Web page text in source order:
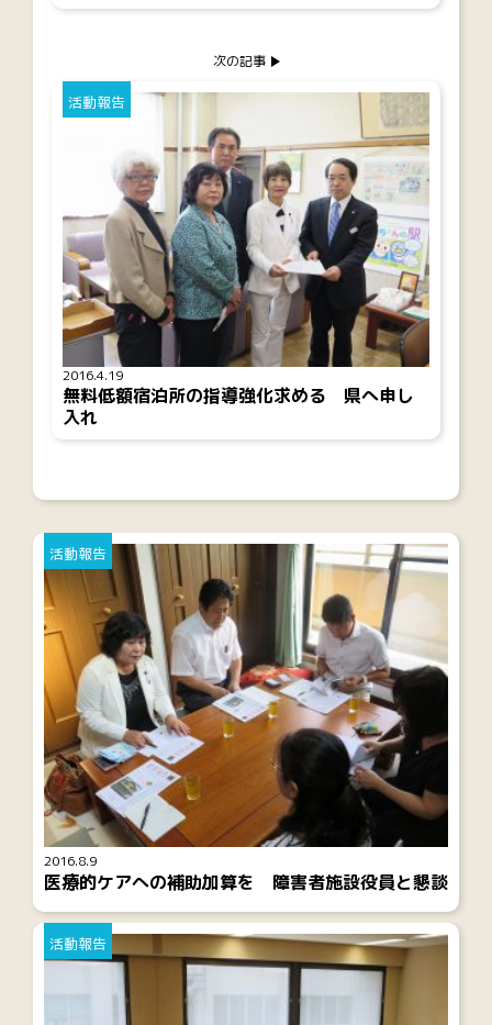
2016.4.19
活動報告
無料低額宿泊所の指導強化求める 県へ申し
入れ
次の記事
2016.8.9
活動報告
医療的ケアへの補助加算を 障害者施設役員と懇談
活動報告